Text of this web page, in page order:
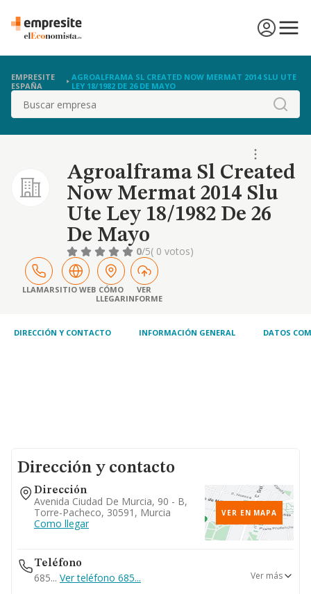
EMPRESITE
ESPAÑA
AGROALFRAMA SL CREATED NOW MERMAT 2014 SLU UTE
LEY 18/1982 DE 26 DE MAYO
Buscar
Agroalframa Sl Created
Now Mermat 2014 Slu
Ute Ley 18/1982 De 26
De Mayo
0/5( 0 votos)
LLAMARSITIO WEB CÓMO
LLEGAR
VER
INFORME
DIRECCIÓN Y CONTACTO INFORMACIÓN GENERAL DATOS
Dirección y contacto
Dirección
Avenida Ciudad De Murcia, 90 - B,
Torre-Pacheco, 30591, Murcia
Como llegar
VER EN MAPA
Teléfono
685... Ver teléfono 685... Ver más